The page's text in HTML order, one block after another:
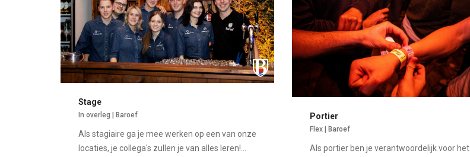
Stage
In overleg | Baroef
Als stagiaire ga je mee werken op een van onze
locaties, je collega's zullen je van alles leren!...
Portier
Flex | Baroef
Als portier ben je verantwoordelijk voor het